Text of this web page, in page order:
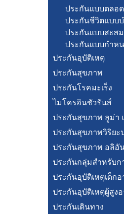
ประกันแบบตลอ
ประกันชีวิตแบบ
ประกันแบบสะส
ประกันแบบกำหน
ประกันอุบัติเหตุ
ประกันสุขภาพ
ประกันโรคมะเร็ง
ไมโครอินชัวรันส์
ประกันสุขภาพ ลูม่า
ประกันสุขภาพวิริยะ
ประกันสุขภาพ อลิอั
ประกันกลุ่มสำหรับก
ประกันอุบัติเหตุเด็กอ
ประกันอุบัติเหตุผู้สูงอ
ประกันเดินทาง